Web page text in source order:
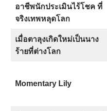
อาชีพนักประเมินไร้โชค ที่
จริงเทพหลุดโลก
เมื่อตาลุงเกิดใหม่เป็นนาง
ร้ายที่ต่างโลก
Momentary Lily